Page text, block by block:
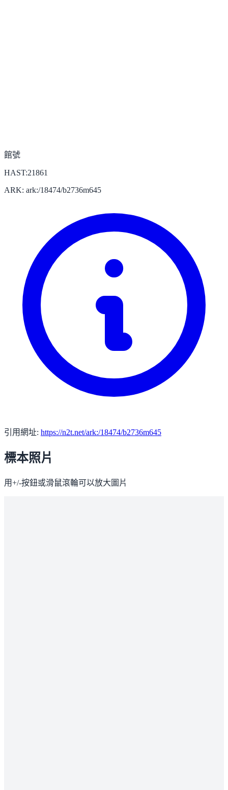
館號
HAST:21861
ARK: ark:/18474/b2736m645
引用網址: https://n2t.net/ark:/18474/b2736m645
標本照片
用+/-按鈕或滑鼠滾輪可以放大圖片